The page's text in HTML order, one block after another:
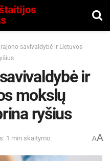
savivaldybė ir Lietuvos
ir
mokslų
ryšius
1 min skaitymo AA